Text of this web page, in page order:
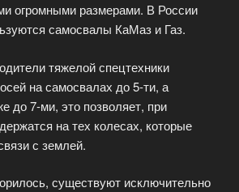
огромными размерами. В России
самосвалы КаМаз и Газ.
тяжелой спецтехники
на самосвалах до 5-ти, а
до 7-ми, это позволяет, при
на тех колесах, которые
с землей.
существуют исключительно